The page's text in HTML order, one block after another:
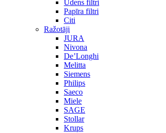
Ūdens filtri
Papīra filtri
Citi
Ražotāji
JURA
Nivona
De’Longhi
Melitta
Siemens
Philips
Saeco
Miele
SAGE
Stollar
Krups